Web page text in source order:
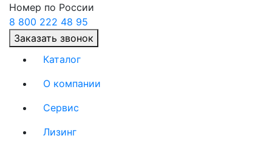
Номер по России
8 800 222 48 95
Заказать звонок
Каталог
О компании
Сервис
Лизинг